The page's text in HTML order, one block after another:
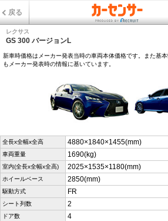
戻る
レクサス
GS 300 バージョンL
新車時価格はメーカー発表当時の車両本体価格です。また基
もメーカー発表時の情報に基いています。
全長x全幅x全高 4880×1840×1455(mm)
車両重量 1690(kg)
室内(全長x全幅x全高) 2025×1535×1180(mm)
ホイールベース 2850(mm)
駆動方式 FR
シート列数 2
ドア数 4